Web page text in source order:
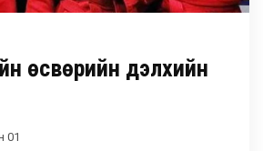
өсвөрийн дэлхийн
01